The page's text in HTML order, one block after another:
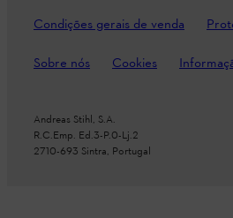
Condições gerais de venda
Sobre nós Cookies
Andreas Stihl, S.A.
R.C.Emp. Ed.3-P.0-Lj.2
2710-693 Sintra, Portugal